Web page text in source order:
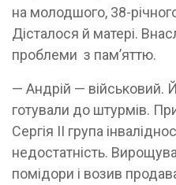
на молодшого, 38-
Дісталося й матері.
проблеми з пам’яттю.
— Андрій — військовий.
готували до штурмів.
Сергія ІІ група
недостатність.
помідори і возив